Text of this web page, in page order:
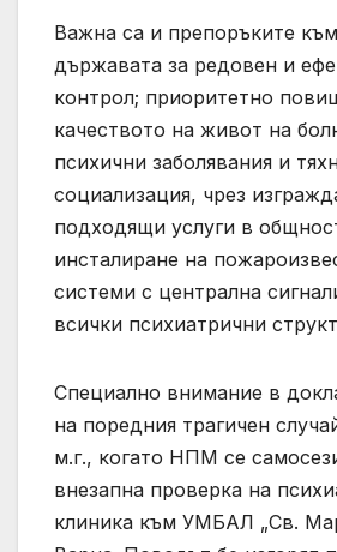
Важна са и препоръките
държавата за редовен и
контрол; приоритетно
качеството на живот на
психични заболявания и
социализация, чрез
подходящи услуги в
инсталиране на
системи с централна
всички психиатрични
Специално внимание в
на поредния трагичен
м.г., когато НПМ се
внезапна проверка на
клиника към УМБАЛ „Св.